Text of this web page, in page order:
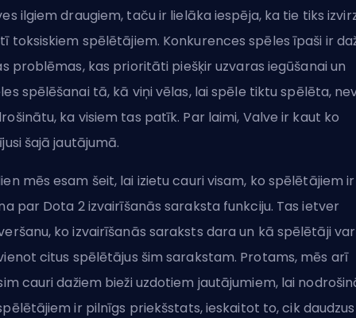
ilgiem draugiem, taču ir lielāka iespēja, ka tie tiks
toksiskiem spēlētājiem. Konkurences spēles īpaši ir
problēmas, kas prioritāti piešķir uzvaras iegūšanai un
spēlēšanai tā, kā viņi vēlas, lai spēle tiktu spēlēta,
ka visiem tas patīk. Par laimi, Valveir kaut ko
šajā jautājumā.
mēs esam šeit, lai izietu cauri visam, ko spēlētājiem ir
par Dota 2 izvairīšanās saraksta funkciju. Tas ietver
ko izvairīšanās saraksts dara un kā spēlētāji var
citus spēlētājus šim sarakstam. Protams, mēs arī
cauri dažiem bieži uzdotiem jautājumiem, lai
ir pilnīgs priekšstats, ieskaitot to, cik daudzus